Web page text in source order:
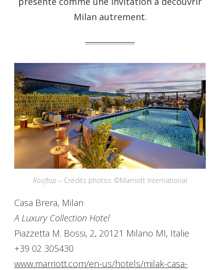
Milan autrement.
Rooftop – Crédits photos ©Marriott International
Casa Brera, Milan
A Luxury Collection Hotel
Piazzetta M. Bossi, 2, 20121 Milano MI, Italie
+39 02 305430
www.marriott.com/en-us/hotels/milak-casa-